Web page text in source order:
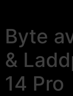
Byte
&
14 Pro